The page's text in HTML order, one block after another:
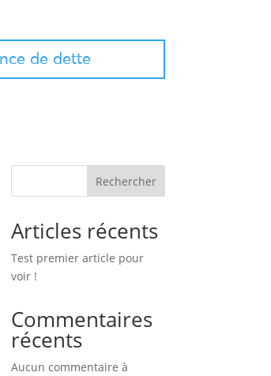
de dette
Rechercher
Articles récents
Test premier article pour
voir !
Commentaires
récents
Aucun commentaire à